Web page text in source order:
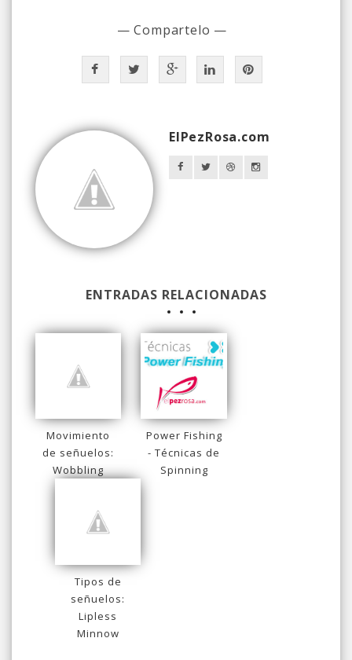
— Compartelo —
ElPezRosa.com
ENTRADAS RELACIONADAS
Movimiento
de señuelos:
Wobbling
Power Fishing
- Técnicas de
Spinning
Tipos de
señuelos:
Lipless
Minnow